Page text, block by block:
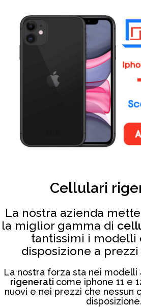
Cellulari
La nostra azienda
la miglior gamma di
tantissimi i modelli
disposizione a
La nostra forza sta nei modelli
rigenerati come iphone 11 e
nuovi e nei prezzi che
disposizione.